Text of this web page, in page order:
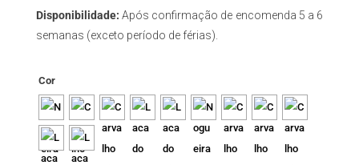
Disponibilidade: Após confirmação de encomenda 5 a 6
semanas (exceto período de férias).
Cor